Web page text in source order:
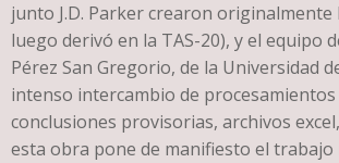
junto J.D. Parker crearon originalmente
luego derivó en la TAS-20), y el equipo
Pérez San Gregorio, de la Universidad
intenso intercambio de
conclusiones provisorias, archivos
esta obra pone de manifiesto el